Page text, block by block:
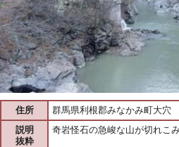
住所
群馬県利根郡みなかみ町大穴
説明
抜粋
奇岩怪石の急峻な山が切れこ